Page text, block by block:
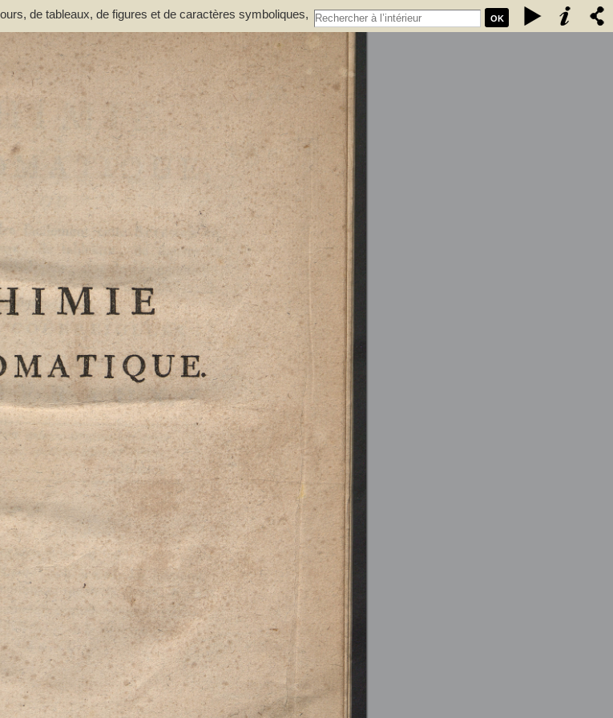
OK
de tableaux, de figures et de caractères symboliques,
des corps par F. G. Courrejolles. Livre premier.